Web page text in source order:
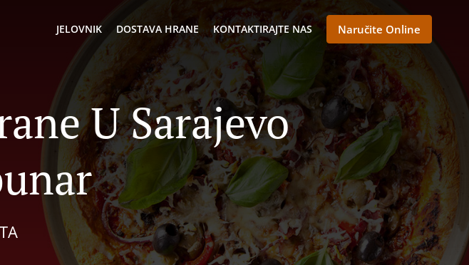
JELOVNIK DOSTAVA HRANE KONTAKTIRAJTE NAS Naručite Online
U Sarajevo